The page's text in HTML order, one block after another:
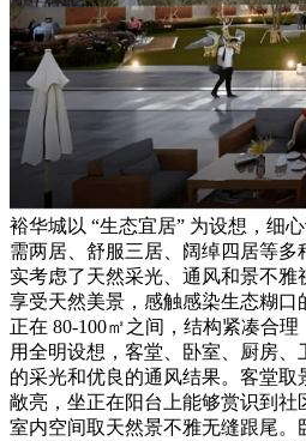
裕华城以 “生态宜居” 为设想，细
需两居、舒服三居、阔绰四居等
实考虑了天然采光、通风和景不
享受天然美景，感触感染生态糊口
正在 80-100㎡之间，结构紧凑合
用全明设想，客堂、卧室、厨房
的采光和优良的通风结果。客堂
敞亮，坐正在阳台上能够赏识到社
室内空间取天然景不雅无缝跟尾